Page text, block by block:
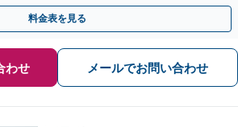
／【お子さま同席可／完全個室】
料金表を見る
わせ メールでお問い合わせ